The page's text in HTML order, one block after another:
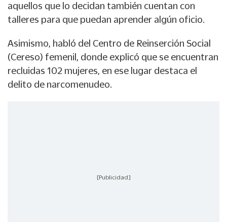
aquellos que lo decidan también cuentan con
talleres para que puedan aprender algún oficio.
Asimismo, habló del Centro de Reinserción Social
(Cereso) femenil, donde explicó que se encuentran
recluidas 102 mujeres, en ese lugar destaca el
delito de narcomenudeo.
[Publicidad]